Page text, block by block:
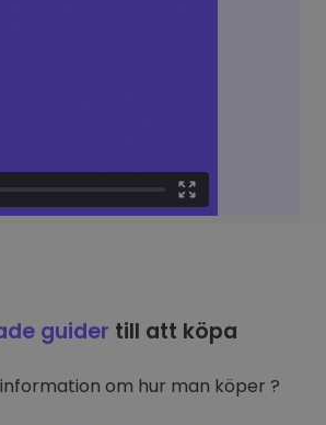
guider till att köpa
om hur man köper ?